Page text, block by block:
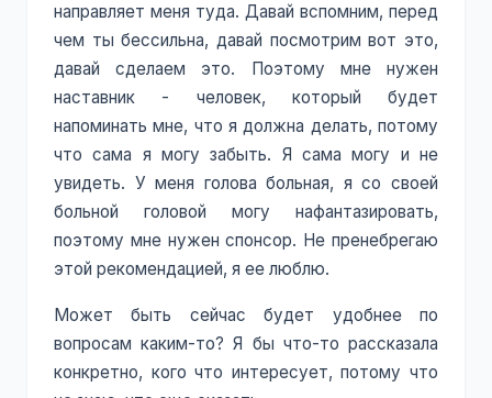
направляет меня туда. Давай вспомним, перед
чем ты бессильна, давай посмотрим вот это,
давай сделаем это. Поэтому мне нужен
наставник - человек, который будет
напоминать мне, что я должна делать, потому
что сама я могу забыть. Я сама могу и не
увидеть. У меня голова больная, я со своей
больной головой могу нафантазировать,
поэтому мне нужен спонсор. Не пренебрегаю
этой рекомендацией, я ее люблю.
Может быть сейчас будет удобнее по
вопросам каким-то? Я бы что-то рассказала
конкретно, кого что интересует, потому что